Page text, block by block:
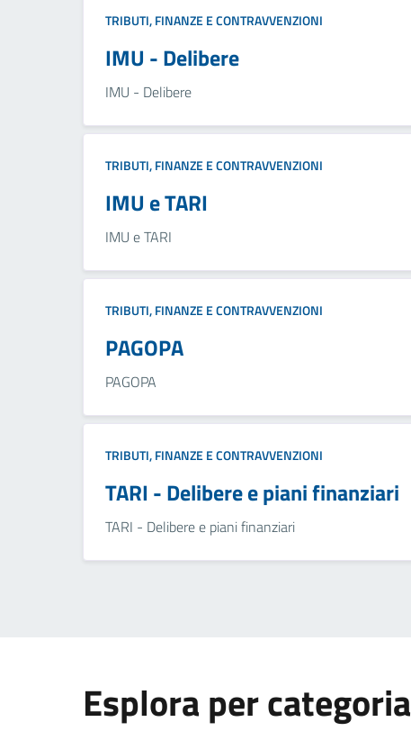
TRIBUTI, FINANZE E CONTRAVVENZIONI
IMU - Delibere
IMU - Delibere
TRIBUTI, FINANZE E CONTRAVVENZIONI
IMU e TARI
IMU e TARI
TRIBUTI, FINANZE E CONTRAVVENZIONI
PAGOPA
PAGOPA
TRIBUTI, FINANZE E CONTRAVVENZIONI
TARI - Delibere e piani finanziari
TARI - Delibere e piani finanziari
Esplora per categoria